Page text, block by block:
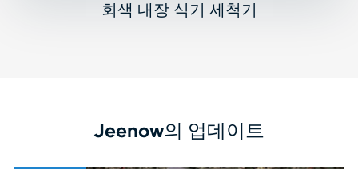
회색 내장 식기 세척기
Jeenow의 업데이트